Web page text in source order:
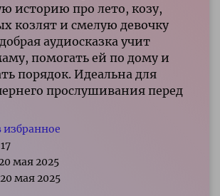
историю про лето, козу,
козлят и смелую девочку
аудиосказка учит
помогать ей по дому и
порядок. Идеальна для
прослушивания перед